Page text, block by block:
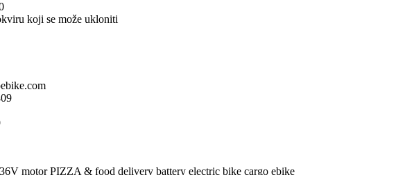
koji se može ukloniti